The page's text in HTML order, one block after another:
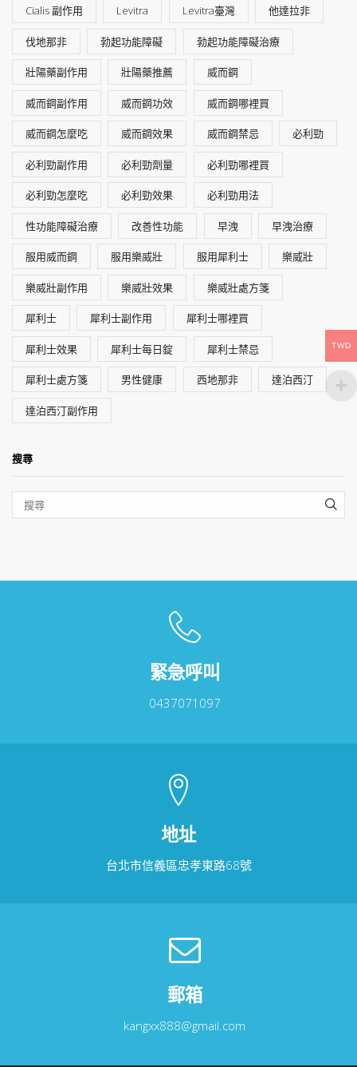
Cialis 副作用 Levitra Levitra臺灣 他達拉非
伐地那非 勃起功能障礙 勃起功能障礙治療
壯陽藥副作用 壯陽藥推薦 威而鋼
威而鋼副作用 威而鋼功效 威而鋼哪裡買
威而鋼怎麼吃 威而鋼效果 威而鋼禁忌 必利勁
必利勁副作用 必利勁劑量 必利勁哪裡買
必利勁怎麼吃 必利勁效果 必利勁用法
性功能障礙治療 改善性功能 早洩 早洩治療
服用威而鋼 服用樂威壯 服用犀利士 樂威壯
樂威壯副作用 樂威壯效果 樂威壯處方箋
犀利士 犀利士副作用 犀利士哪裡買
犀利士效果 犀利士每日錠 犀利士禁忌
犀利士處方箋 男性健康 西地那非 達泊西汀
達泊西汀副作用
搜尋
緊急呼叫
0437071097
地址
台北市信義區忠孝東路68號
郵箱
kangxx888@gmail.com
TWD